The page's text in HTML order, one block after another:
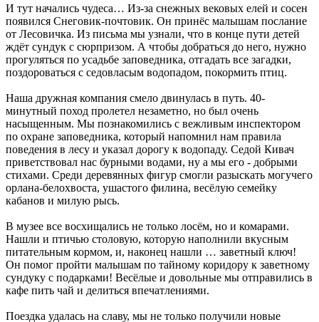
И тут начались чудеса… Из-за снежных вековых елей и сосен
появился Снеговик-почтовик. Он принёс малышам послание
от Лесовичка. Из письма мы узнали, что в конце пути детей
ждёт сундук с сюрпризом. А чтобы добраться до него, нужно
прогуляться по усадьбе заповедника, отгадать все загадки,
поздороваться с седовласым водопадом, покормить птиц.
Наша дружная компания смело двинулась в путь. 40-
минутный поход пролетел незаметно, но был очень
насыщенным. Мы познакомились с вежливым инспектором
по охране заповедника, который напомнил нам правила
поведения в лесу и указал дорогу к водопаду. Седой Кивач
приветствовал нас бурными водами, ну а мы его - добрыми
стихами. Среди деревянных фигур смогли разыскать могучего
орлана-белохвоста, ушастого филина, весёлую семейку
кабанов и милую рысь.
В музее все восхищались не только лосём, но и комарами.
Нашли и птичью столовую, которую наполнили вкусным
питательным кормом, и, наконец нашли … заветный ключ!
Он помог пройти малышам по тайному коридору к заветному
сундуку с подарками! Весёлые и довольные мы отправились в
кафе пить чай и делиться впечатлениями.
Поездка удалась на славу, мы не только получили новые